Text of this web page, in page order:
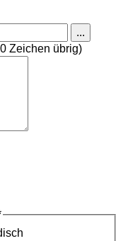
...
Zeichen übrig)